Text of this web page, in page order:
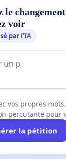
le
voir
par l’IA
vos propres
percutante pour
la pétition